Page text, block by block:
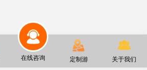
在线咨询 定制游 关于我们